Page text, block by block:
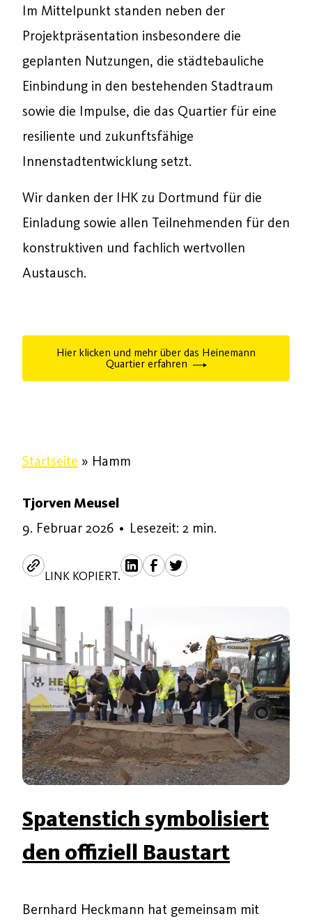
Im Mittelpunkt standen neben der
Projektpräsentation insbesondere die
geplanten Nutzungen, die städtebauliche
Einbindung in den bestehenden Stadtraum
sowie die Impulse, die das Quartier für eine
resiliente und zukunftsfähige
Innenstadtentwicklung setzt.
Wir danken der IHK zu Dortmund für die
Einladung sowie allen Teilnehmenden für den
konstruktiven und fachlich wertvollen
Austausch.
Hier klicken und mehr über das Heinemann
Quartier erfahren
Startseite » Hamm
Tjorven Meusel
9. Februar 20269. Februar 2026
• Lesezeit: 2 min.
LINK KOPIERT.
Spatenstich symbolisiert
den offiziell Baustart
Bernhard Heckmann hat gemeinsam mit